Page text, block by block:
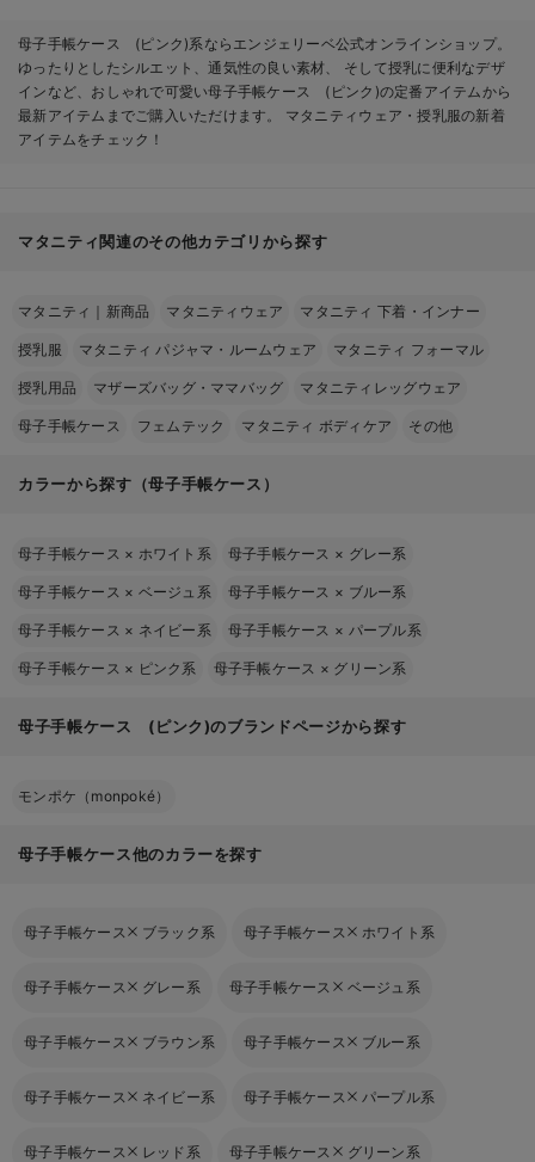
母子手帳ケース (ピンク)系ならエンジェリーベ公式オンラインショップ。
ゆったりとしたシルエット、通気性の良い素材、 そして授乳に便利なデザ
インなど、おしゃれで可愛い母子手帳ケース (ピンク)の定番アイテムから
最新アイテムまでご購入いただけます。 マタニティウェア・授乳服の新着
アイテムをチェック！
マタニティ関連のその他カテゴリから探す
マタニティ｜新商品 マタニティウェア マタニティ 下着・インナー
授乳服 マタニティ パジャマ・ルームウェア マタニティ フォーマル
授乳用品 マザーズバッグ・ママバッグ マタニティレッグウェア
母子手帳ケース フェムテック マタニティ ボディケア その他
カラーから探す（母子手帳ケース）
母子手帳ケース × ホワイト系 母子手帳ケース × グレー系
母子手帳ケース × ベージュ系 母子手帳ケース × ブルー系
母子手帳ケース × ネイビー系 母子手帳ケース × パープル系
母子手帳ケース × ピンク系 母子手帳ケース × グリーン系
母子手帳ケース (ピンク)のブランドページから探す
モンポケ（monpoké）
母子手帳ケース他のカラーを探す
母子手帳ケース ブラック系 母子手帳ケース ホワイト系
母子手帳ケース グレー系 母子手帳ケース ベージュ系
母子手帳ケース ブラウン系 母子手帳ケース ブルー系
母子手帳ケース ネイビー系 母子手帳ケース パープル系
母子手帳ケース レッド系 母子手帳ケース グリーン系